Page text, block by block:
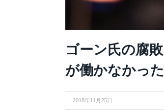
ゴーン氏の腐
が働かなかっ
2018年11月25日